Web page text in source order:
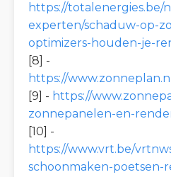
https://
experten/schaduw-op-
optimizers-houden-je-
[8] -
https://
[9] - https://
zonnepanelen-en-
[10] -
https://www.vrt.be/
schoonmaken-poetsen-